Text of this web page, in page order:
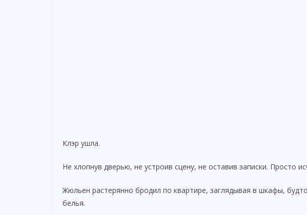
Клэр ушла.
Не хлопнув дверью, не устроив сцену, не оставив записки. Просто
Жюльен растерянно бродил по квартире, заглядывая в шкафы,
белья.